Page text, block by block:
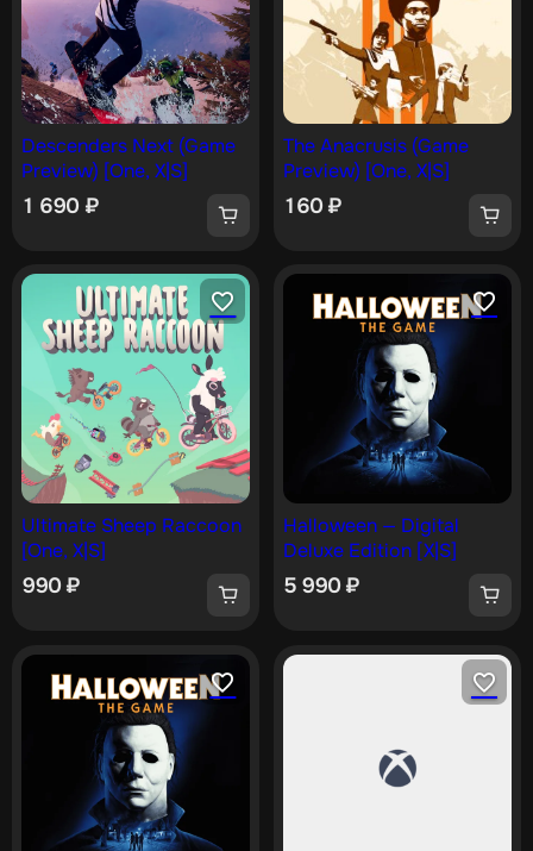
Descenders Next (Game
Preview) [One, X|S]
1 690 ₽
The Anacrusis (Game
Preview) [One, X|S]
160₽
Ultimate Sheep Raccoon
[One, X|S]
990₽
Halloween — Digital
Deluxe Edition [X|S]
5 990₽